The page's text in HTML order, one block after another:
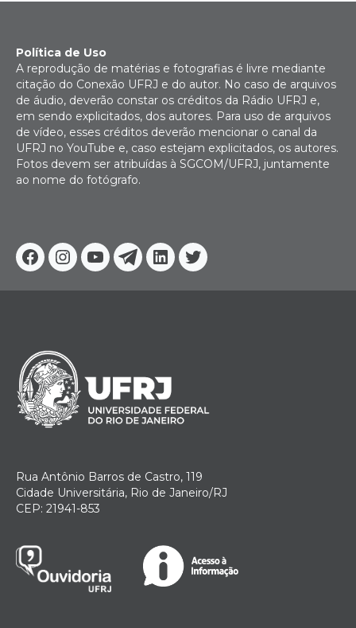
Facebook
Instagram
YoutubeTelegram
Linkedin
Twitter
Política de Uso
A reprodução de matérias e fotografias é livre mediante
citação do Conexão UFRJ e do autor. No caso de arquivos
de áudio, deverão constar os créditos da Rádio UFRJ e,
em sendo explicitados, dos autores. Para uso de arquivos
de vídeo, esses créditos deverão mencionar o canal da
UFRJ no YouTube e, caso estejam explicitados, os autores.
Fotos devem ser atribuídas à SGCOM/UFRJ, juntamente
ao nome do fotógrafo.
Rua Antônio Barros de Castro, 119
Cidade Universitária, Rio de Janeiro/RJ
CEP: 21941-853